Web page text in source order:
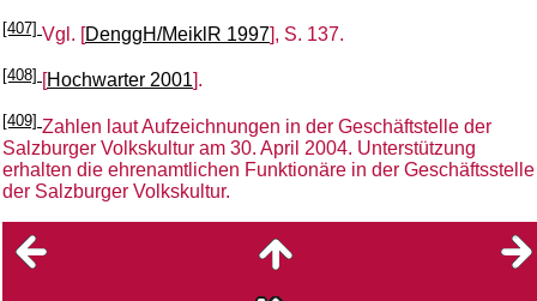
[407] Vgl. [DenggH/MeiklR 1997], S. 137.
[408] Hochwarter 2001 ].
[409] Zahlen laut Aufzeichnungen in der Geschäftstelle der
Salzburger Volkskultur am 30. April 2004. Unterstützung
erhalten die ehrenamtlichen Funktionäre in der Geschäftsstelle
der Salzburger Volkskultur.